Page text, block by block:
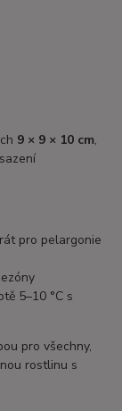
9 × 9 × 10 cm,
pro pelargonie
5–10 °C s
pro všechny,
rostlinu s